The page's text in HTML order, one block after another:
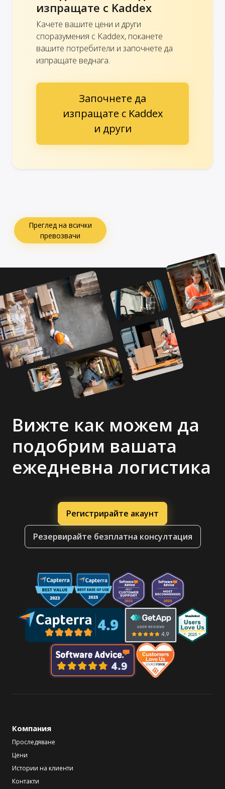
изпращате с Kaddex
Качете вашите цени и други
споразумения с Kaddex, поканете
вашите потребители и започнете да
изпращате веднага.
Започнете да
изпращате с Kaddex
и други
Преглед на всички
превозвачи
Вижте как можем да
подобрим вашата
ежедневна логистика
Регистрирайте акаунт
Резервирайте безплатна консултация
Компания
Проследяване
Цени
Истории на клиенти
Контакти